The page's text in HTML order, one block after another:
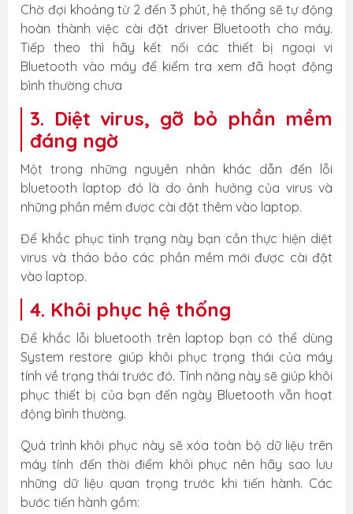
Chờ đợi khoảng từ 2 đến 3 phút, hệ thống sẽ tự động
hoàn thành việc cài đặt driver Bluetooth cho máy.
Tiếp theo thì hãy kết nối các thiết bị ngoại vi
Bluetooth vào máy để kiểm tra xem đã hoạt động
bình thường chưa
3. Diệt virus, gỡ bỏ phần mềm
đáng ngờ
Một trong những nguyên nhân khác dẫn đến lỗi
bluetooth laptop đó là do ảnh hưởng của virus và
những phần mềm được cài đặt thêm vào laptop.
Để khắc phục tình trạng này bạn cần thực hiện diệt
virus và tháo bảo các phần mềm mới được cài đặt
vào laptop.
4. Khôi phục hệ thống
Để khắc lỗi bluetooth trên laptop bạn có thể dùng
System restore giúp khôi phục trạng thái của máy
tính về trạng thái trước đó. Tính năng này sẽ giúp khôi
phục thiết bị của bạn đến ngày Bluetooth vẫn hoạt
động bình thường.
Quá trình khôi phục này sẽ xóa toàn bộ dữ liệu trên
máy tính đến thời điểm khôi phục nên hãy sao lưu
những dữ liệu quan trọng trước khi tiến hành. Các
bước tiến hành gồm: